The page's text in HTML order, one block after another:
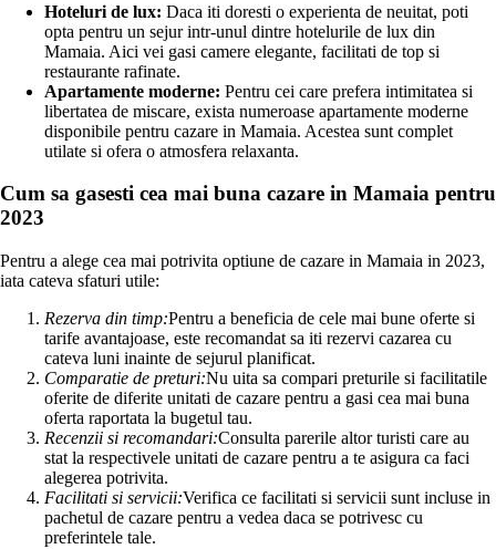
Hoteluri de lux: Daca iti doresti o experienta de neuitat, poti
opta pentru un sejur intr-unul dintre hotelurile de lux din
Mamaia. Aici vei gasi camere elegante, facilitati de top si
restaurante rafinate.
Apartamente moderne: Pentru cei care prefera intimitatea si
libertatea de miscare, exista numeroase apartamente moderne
disponibile pentru cazare in Mamaia. Acestea sunt complet
utilate si ofera o atmosfera relaxanta.
Cum sa gasesti cea mai buna cazare in Mamaia pentru
2023
Pentru a alege cea mai potrivita optiune de cazare in Mamaia in 2023,
iata cateva sfaturi utile:
Rezerva din timp:Pentru a beneficia de cele mai bune oferte si
tarife avantajoase, este recomandat sa iti rezervi cazarea cu
cateva luni inainte de sejurul planificat.
Comparatie de preturi:Nu uita sa compari preturile si facilitatile
oferite de diferite unitati de cazare pentru a gasi cea mai buna
oferta raportata la bugetul tau.
Recenzii si recomandari:Consulta parerile altor turisti care au
stat la respectivele unitati de cazare pentru a te asigura ca faci
alegerea potrivita.
Facilitati si servicii:Verifica ce facilitati si servicii sunt incluse in
pachetul de cazare pentru a vedea daca se potrivesc cu
preferintele tale.